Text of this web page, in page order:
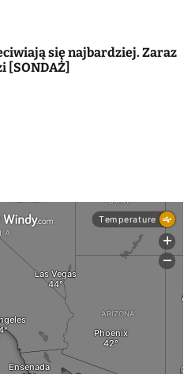
się najbardziej. Zaraz
[SONDAŻ]